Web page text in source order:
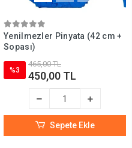
Yenilmezler Pinyata (42 cm +
Sopası)
%3
465,00 TL
450,00 TL
Sepete Ekle